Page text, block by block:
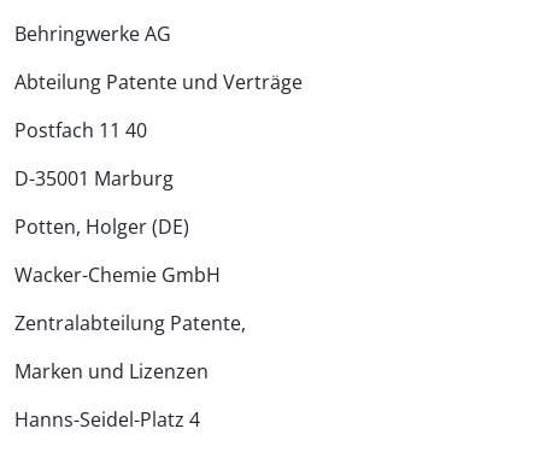
Behringwerke AG
Abteilung Patente und Verträge
Postfach 11 40
D-35001 Marburg
Potten, Holger (DE)
Wacker-Chemie GmbH
Zentralabteilung Patente,
Marken und Lizenzen
Hanns-Seidel-Platz 4